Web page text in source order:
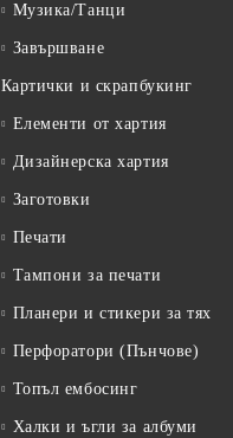
Музика/Танци
Завършване
Картички и скрапбукинг
Елементи от хартия
Дизайнерска хартия
Заготовки
Печати
Тампони за печати
Планери и стикери за тях
Перфоратори (Пънчове)
Топъл ембосинг
Халки и ъгли за албуми